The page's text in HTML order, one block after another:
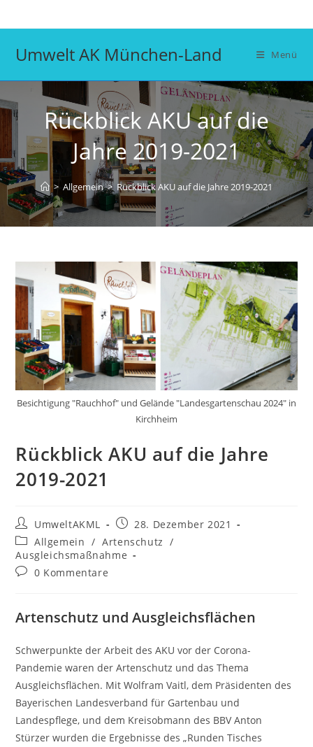
Inhalt
Umwelt AK München-Land Menü
Rückblick AKU auf die
Jahre 2019-2021
> Allgemein > Rückblick AKU auf die Jahre 2019-2021
Besichtigung "Rauchhof" und Gelände "Landesgartenschau 2024" in
Kirchheim
Rückblick AKU auf die Jahre
2019-2021
Beitrags-
Autor:
UmweltAKML
Beitrag
veröffentlicht:
28. Dezember 2021
Beitrags-
Kategorie:
Allgemein / Artenschutz
/
Ausgleichsmaßnahme
Beitrags-
0 Kommentare
Artenschutz und Ausgleichsflächen
Schwerpunkte der Arbeit des AKU vor der Corona-
Pandemie waren der Artenschutz und das Thema
Ausgleichsflächen. Mit Wolfram Vaitl, dem Präsidenten des
Bayerischen Landesverband für Gartenbau und
Landespflege, und dem Kreisobmann des BBV Anton
Stürzer wurden die Ergebnisse des „Runden Tisches